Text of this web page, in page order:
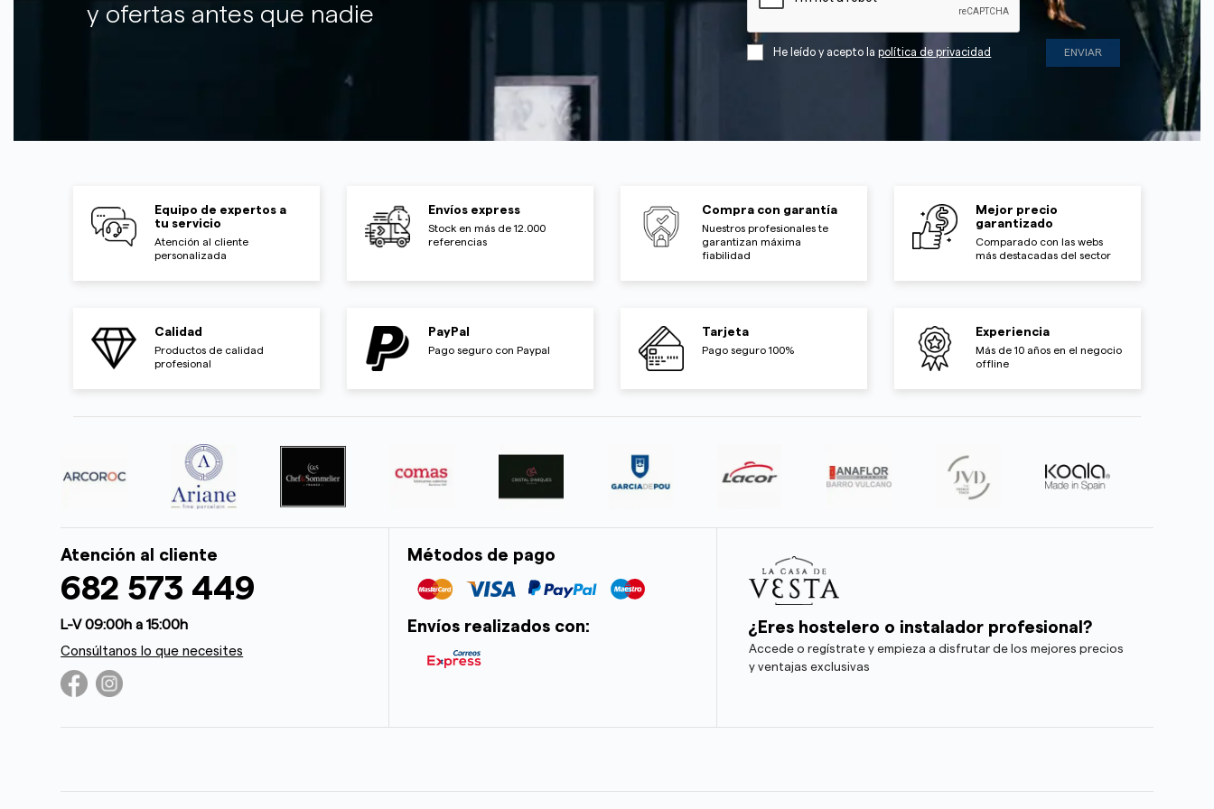
y ofertas antes que nadie
He leído y acepto lapolítica de privacidad
Equipo de expertos a
tu servicio
Atención al cliente
personalizada
Envíos express
Stock en más de 12.000
referencias
Compra con garantía
Nuestros profesionales te
garantizan máxima
fiabilidad
Mejor precio
garantizado
Comparado con las webs
más destacadas del sector
Calidad
Productos de calidad
profesional
PayPal
Pago seguro con Paypal
Tarjeta
Pago seguro 100%
Experiencia
Más de 10 años en el negocio
offline
Atención al cliente
682 573 449
L-V 09:00h a 15:00h
Consúltanos lo que necesites
Métodos de pago
Envíos realizados con: ¿Eres hostelero o instalador profesional?
Accede o regístrate y empieza a disfrutar de los mejores precios
y ventajas exclusivas